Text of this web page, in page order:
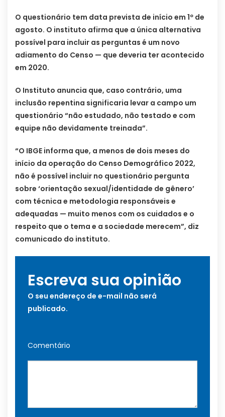
O questionário tem data prevista de início em 1º de
agosto. O instituto afirma que a única alternativa
possível para incluir as perguntas é um novo
adiamento do Censo — que deveria ter acontecido
em 2020.
O Instituto anuncia que, caso contrário, uma
inclusão repentina significaria levar a campo um
questionário “não estudado, não testado e com
equipe não devidamente treinada”.
“O IBGE informa que, a menos de dois meses do
início da operação do Censo Demográfico 2022,
não é possível incluir no questionário pergunta
sobre ‘orientação sexual/identidade de gênero’
com técnica e metodologia responsáveis e
adequadas — muito menos com os cuidados e o
respeito que o tema e a sociedade merecem”, diz
comunicado do instituto.
Escreva sua opinião
O seu endereço de e-mail não será
publicado.
Comentário